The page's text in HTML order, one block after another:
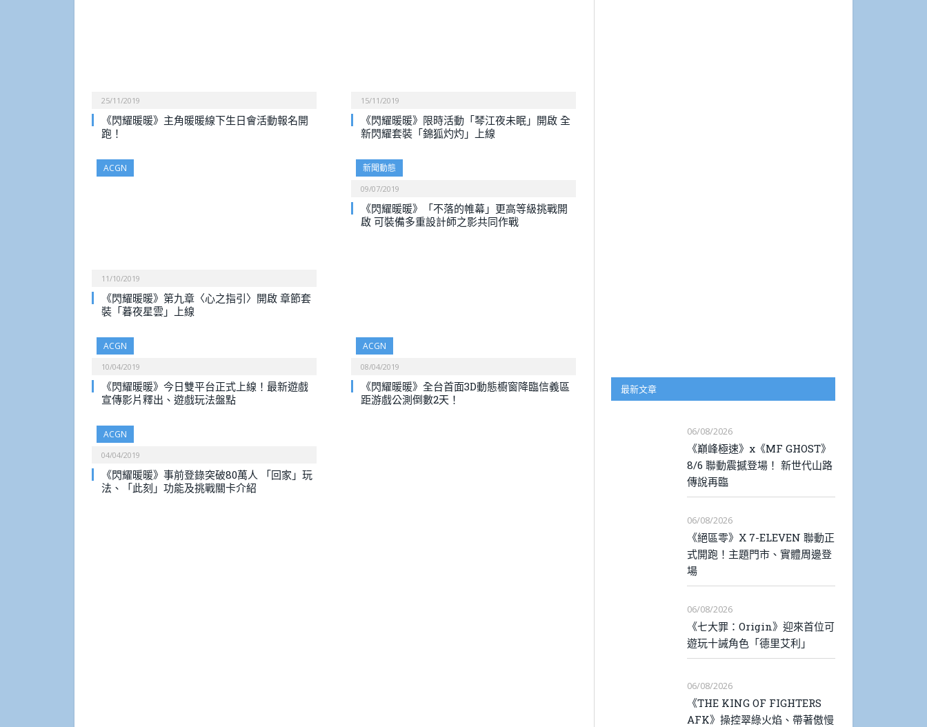
25/11/2019
《閃耀暖暖》主角暖暖線下生日會活動報名開
跑！
15/11/2019
《閃耀暖暖》限時活動「琴江夜未眠」開啟 全
新閃耀套裝「錦狐灼灼」上線
ACGN
11/10/2019
《閃耀暖暖》第九章〈心之指引〉開啟 章節套
裝「暮夜星雲」上線
新聞動態
09/07/2019
《閃耀暖暖》「不落的帷幕」更高等級挑戰開
啟 可裝備多重設計師之影共同作戰
ACGN
10/04/2019
《閃耀暖暖》今日雙平台正式上線！最新遊戲
宣傳影片釋出、遊戲玩法盤點
ACGN
08/04/2019
《閃耀暖暖》全台首面3D動態櫥窗降臨信義區
距游戲公測倒數2天！
ACGN
04/04/2019
《閃耀暖暖》事前登錄突破80萬人 「回家」玩
法、「此刻」功能及挑戰關卡介紹
最新文章
06/08/2026
《巔峰極速》x《MF GHOST》
8/6 聯動震撼登場！ 新世代山路
傳說再臨
06/08/2026
《絕區零》X 7-ELEVEN 聯動正
式開跑！主題門市、實體周邊登
場
06/08/2026
《七大罪：Origin》迎來首位可
遊玩十誡角色「德里艾利」
06/08/2026
《THE KING OF FIGHTERS
AFK》操控翠綠火焰、帶著傲慢